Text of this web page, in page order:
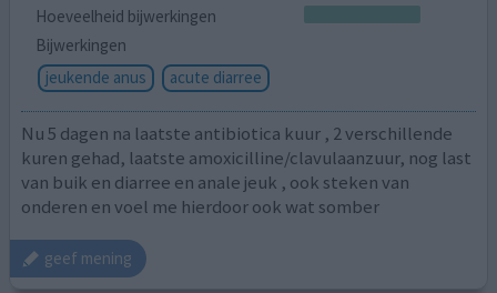
Hoeveelheid bijwerkingen
Bijwerkingen
jeukende anus
acute diarree
Nu 5 dagen na laatste antibiotica kuur , 2 verschillende
kuren gehad, laatste amoxicilline/clavulaanzuur, nog last
van buik en diarree en anale jeuk , ook steken van
onderen en voel me hierdoor ook wat somber
geef mening